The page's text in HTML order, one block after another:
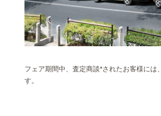
フェア期間中、査定商談*されたお客様に
す。